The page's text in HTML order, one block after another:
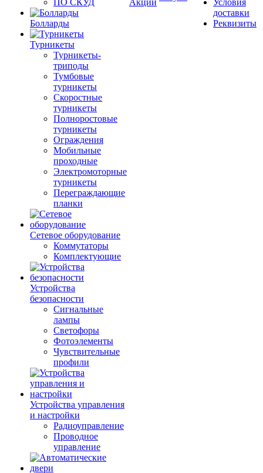
ПО СКУД
Болларды
Турникеты
Турникеты-
триподы
Тумбовые
турникеты
Скоростные
турникеты
Полноростовые
турникеты
Ограждения
Мобильные
проходные
Электромоторные
турникеты
Переграждающие
планки
Сетевое оборудование
Коммутаторы
Комплектующие
Устройства
безопасности
Сигнальные
лампы
Светофоры
Фотоэлементы
Чувствительные
профили
Устройства управления
и настройки
Радиоуправление
Проводное
управление
Акции
Условия
доставки
Реквизиты